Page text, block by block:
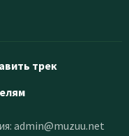
трек
admin@muzuu.net